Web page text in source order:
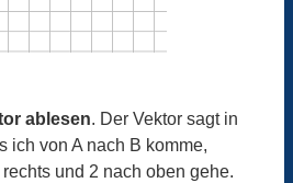
ablesen. Der Vektor sagt in
ich von A nach B komme,
und 2 nach oben gehe.